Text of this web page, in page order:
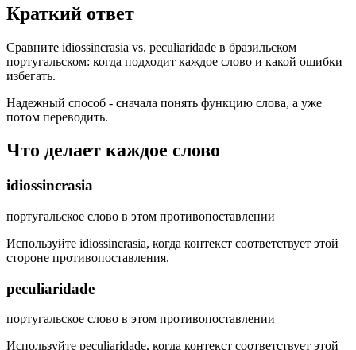
Краткий ответ
Сравните idiossincrasia vs. peculiaridade в бразильском
португальском: когда подходит каждое слово и какой ошибки
избегать.
Надежный способ - сначала понять функцию слова, а уже
потом переводить.
Что делает каждое слово
idiossincrasia
португальское слово в этом противопоставлении
Используйте idiossincrasia, когда контекст соответствует этой
стороне противопоставления.
peculiaridade
португальское слово в этом противопоставлении
Используйте peculiaridade, когда контекст соответствует этой